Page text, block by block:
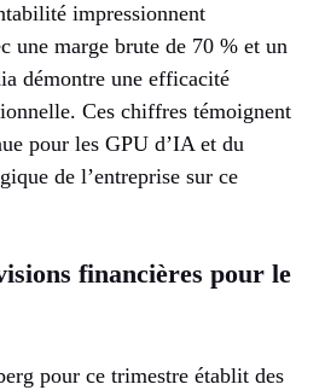
impressionnent
une marge brute de 70 % et un
démontre une efficacité
Ces chiffres témoignent
pour les GPU d’IA et du
de l’entreprise sur ce
financières pour le
pour ce trimestre établit des